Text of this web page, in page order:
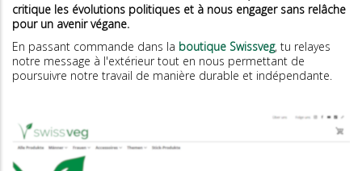
critique les évolutions politiques et à nous engager sans relâche
pour un avenir végane.
En passant commande dans la boutique Swissveg, tu relayes
notre message à l'extérieur tout en nous permettant de
poursuivre notre travail de manière durable et indépendante.